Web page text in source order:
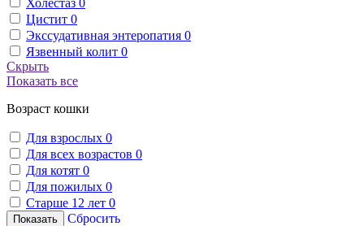
Цистит 0
Экссудативная энтеропатия 0
Язвенный колит 0
Скрыть
Показать все
Возраст кошки
Для взрослых 0
Для всех возрастов 0
Для котят 0
Для пожилых 0
Старше 12 лет 0
Показать
Сбросить